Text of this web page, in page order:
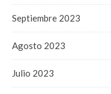
Septiembre 2023
Agosto 2023
Julio 2023